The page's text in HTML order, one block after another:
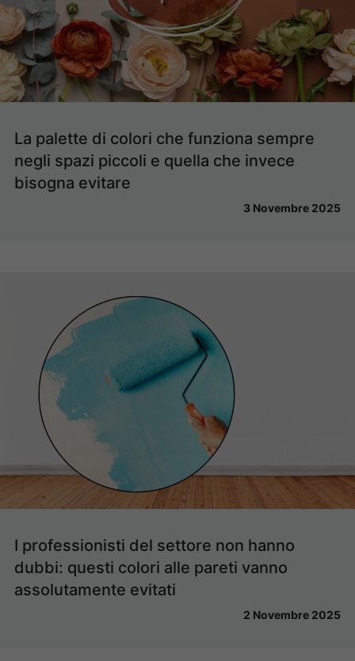
La palette di colori che funziona sempre
negli spazi piccoli e quella che invece
bisogna evitare
3 Novembre 2025
I professionisti del settore non hanno
dubbi: questi colori alle pareti vanno
assolutamente evitati
2 Novembre 2025